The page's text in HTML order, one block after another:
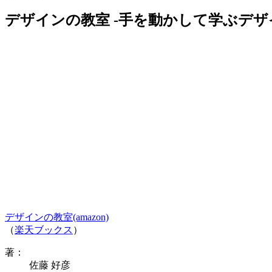
デザインの教室 -手を動かして学ぶデ
デザインの教室(amazon)
（楽天ブックス ）
著：
佐藤 好彦